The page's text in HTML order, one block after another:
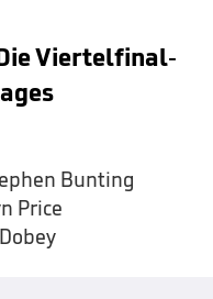
Viertelfinal-
Bunting
Price